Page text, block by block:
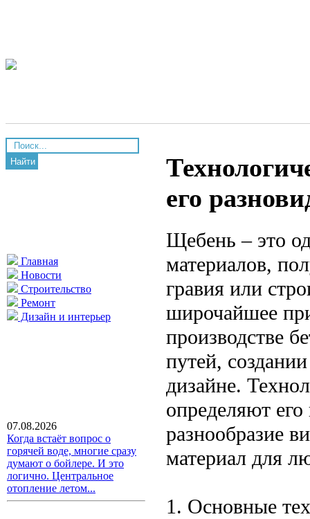
Найти
Главная
Новости
Строительство
Ремонт
Дизайн и интерьер
07.08.2026
Когда встаёт вопрос о
горячей воде, многие сразу
думают о бойлере. И это
логично. Центральное
отопление летом...
его
Щебень – это
материалов,
гравия или
широчайшее
производстве
путей,
дизайне.
определяют
разнообразие
материал для
1. Основные